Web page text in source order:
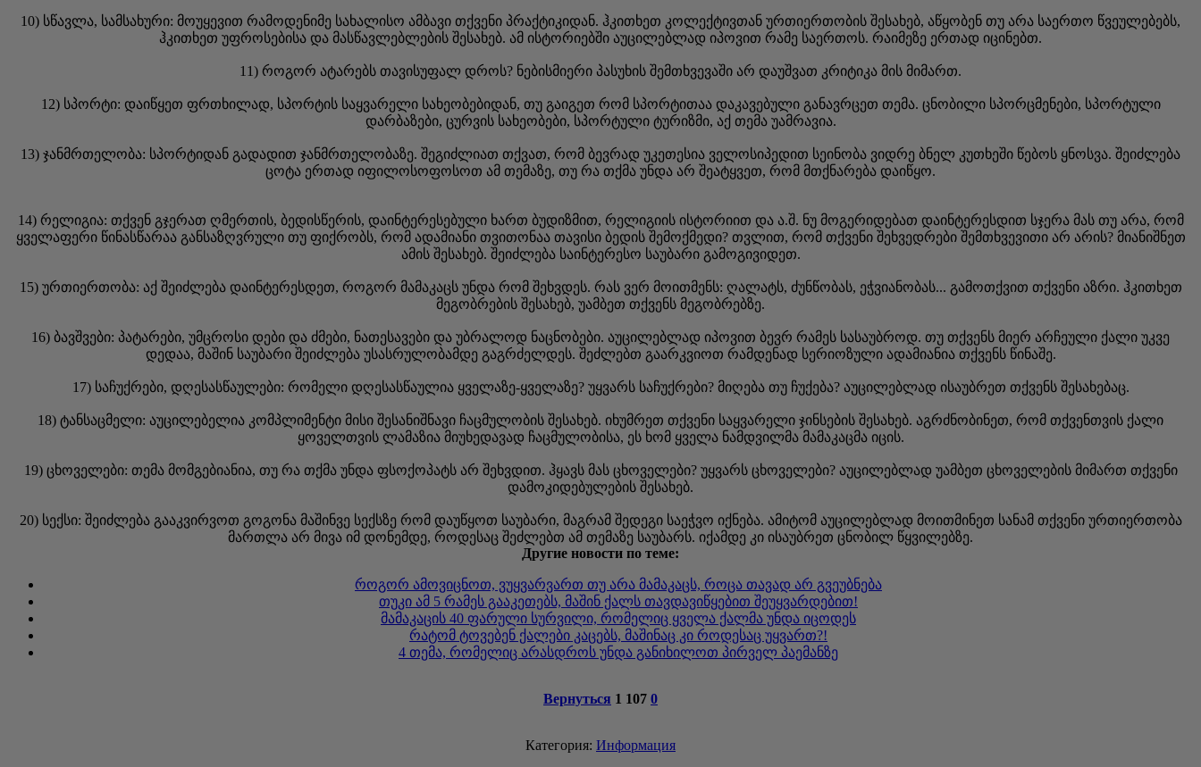
10) სწავლა, სამსახური: მოუყევით რამოდენიმე სახალისო ამბავი თქვენი პრაქტიკიდან. ჰკითხეთ კოლექტივთან ურთიერთობის შესახებ, აწყობენ თუ არა საერთო წვეულებებს,
ჰკითხეთ უფროსებისა და მასწავლებლების შესახებ. ამ ისტორიებში აუცილებლად იპოვით რამე საერთოს. რაიმეზე ერთად იცინებთ.
11) როგორ ატარებს თავისუფალ დროს? ნებისმიერი პასუხის შემთხვევაში არ დაუშვათ კრიტიკა მის მიმართ.
12) სპორტი: დაიწყეთ ფრთხილად, სპორტის საყვარელი სახეობებიდან, თუ გაიგეთ რომ სპორტითაა დაკავებული განავრცეთ თემა. ცნობილი სპორცმენები, სპორტული
დარბაზები, ცურვის სახეობები, სპორტული ტურიზმი, აქ თემა უამრავია.
13) ჯანმრთელობა: სპორტიდან გადადით ჯანმრთელობაზე. შეგიძლიათ თქვათ, რომ ბევრად უკეთესია ველოსიპედით სეინობა ვიდრე ბნელ კუთხეში წებოს ყნოსვა. შეიძლება
ცოტა ერთად იფილოსოფოსოთ ამ თემაზე, თუ რა თქმა უნდა არ შეატყვეთ, რომ მთქნარება დაიწყო.
14) რელიგია: თქვენ გჯერათ ღმერთის, ბედისწერის, დაინტერესებული ხართ ბუდიზმით, რელიგიის ისტორიით და ა.შ. ნუ მოგერიდებათ დაინტერესდით სჯერა მას თუ არა, რომ
ყველაფერი წინასწარაა განსაზღვრული თუ ფიქრობს, რომ ადამიანი თვითონაა თავისი ბედის შემოქმედი? თვლით, რომ თქვენი შეხვედრები შემთხვევითი არ არის? მიანიშნეთ
ამის შესახებ. შეიძლება საინტერესო საუბარი გამოგივიდეთ.
15) ურთიერთობა: აქ შეიძლება დაინტერესდეთ, როგორ მამაკაცს უნდა რომ შეხვდეს. რას ვერ მოითმენს: ღალატს, ძუნწობას, ეჭვიანობას... გამოთქვით თქვენი აზრი. ჰკითხეთ
მეგობრების შესახებ, უამბეთ თქვენს მეგობრებზე.
16) ბავშვები: პატარები, უმცროსი დები და ძმები, ნათესავები და უბრალოდ ნაცნობები. აუცილებლად იპოვით ბევრ რამეს სასაუბროდ. თუ თქვენს მიერ არჩეული ქალი უკვე
დედაა, მაშინ საუბარი შეიძლება უსასრულობამდე გაგრძელდეს. შეძლებთ გაარკვიოთ რამდენად სერიოზული ადამიანია თქვენს წინაშე.
17) საჩუქრები, დღესასწაულები: რომელი დღესასწაულია ყველაზე-ყველაზე? უყვარს საჩუქრები? მიღება თუ ჩუქება? აუცილებლად ისაუბრეთ თქვენს შესახებაც.
18) ტანსაცმელი: აუცილებელია კომპლიმენტი მისი შესანიშნავი ჩაცმულობის შესახებ. იხუმრეთ თქვენი საყვარელი ჯინსების შესახებ. აგრძნობინეთ, რომ თქვენთვის ქალი
ყოველთვის ლამაზია მიუხედავად ჩაცმულობისა, ეს ხომ ყველა ნამდვილმა მამაკაცმა იცის.
19) ცხოველები: თემა მომგებიანია, თუ რა თქმა უნდა ფსოქოპატს არ შეხვდით. ჰყავს მას ცხოველები? უყვარს ცხოველები? აუცილებლად უამბეთ ცხოველების მიმართ თქვენი
დამოკიდებულების შესახებ.
20) სექსი: შეიძლება გააკვირვოთ გოგონა მაშინვე სექსზე რომ დაუწყოთ საუბარი, მაგრამ შედეგი საეჭვო იქნება. ამიტომ აუცილებლად მოითმინეთ სანამ თქვენი ურთიერთობა
მართლა არ მივა იმ დონემდე, როდესაც შეძლებთ ამ თემაზე საუბარს. იქამდე კი ისაუბრეთ ცნობილ წყვილებზე.
Другие новости по теме:
როგორ ამოვიცნოთ, ვუყვარვართ თუ არა მამაკაცს, როცა თავად არ გვეუბნება
თუკი ამ 5 რამეს გააკეთებს, მაშინ ქალს თავდავიწყებით შეუყვარდებით!
მამაკაცის 40 ფარული სურვილი, რომელიც ყველა ქალმა უნდა იცოდეს
რატომ ტოვებენ ქალები კაცებს, მაშინაც კი როდესაც უყვართ?!
4 თემა, რომელიც არასდროს უნდა განიხილოთ პირველ პაემანზე
Вернуться 1 107 0
Категория: Информация